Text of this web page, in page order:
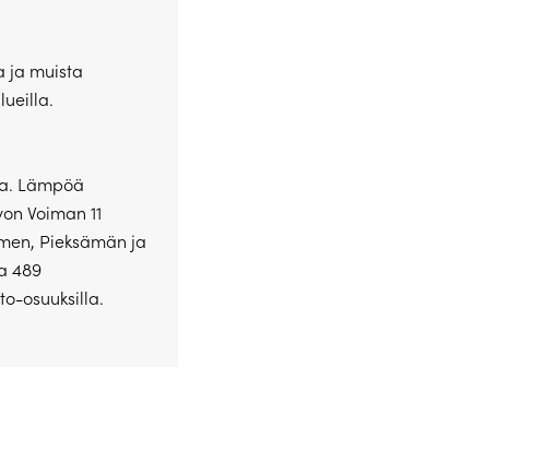
ja muista
Lämpöä
Voiman 11
Pieksämän ja
489
osuuksilla.